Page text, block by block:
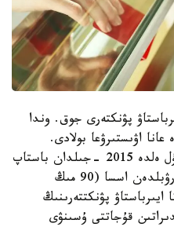
پۋنكتەرى جوق. وندا
اۋىستىرۋعا بولادى.
دەرەكتەردى تىركەۋ ەرەجەلەرى بۇل ەلدە 2015 -جىلدان باستاپ
قولدانىلادى. ەگەر سوما 15 مىڭ رۋبلدەن اسسا (90 مىڭ
پۋنكتتەرىنىڭ
قۇجاتتى ۇسىنۋى